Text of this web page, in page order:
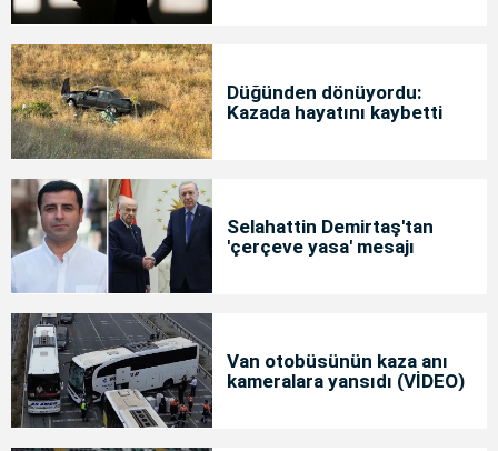
Düğünden dönüyordu:
Kazada hayatını kaybetti
Selahattin Demirtaş'tan
'çerçeve yasa' mesajı
Van otobüsünün kaza anı
kameralara yansıdı (VİDEO)